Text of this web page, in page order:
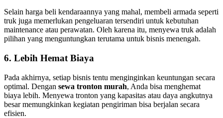
Selain harga beli kendaraannya yang mahal, membeli armada seperti
truk juga memerlukan pengeluaran tersendiri untuk kebutuhan
maintenance atau perawatan. Oleh karena itu, menyewa truk adalah
pilihan yang menguntungkan terutama untuk bisnis menengah.
6. Lebih Hemat Biaya
Pada akhirnya, setiap bisnis tentu menginginkan keuntungan secara
optimal. Dengan sewa tronton murah, Anda bisa menghemat
biaya lebih. Menyewa tronton yang kapasitas atau daya angkutnya
besar memungkinkan kegiatan pengiriman bisa berjalan secara
efisien.